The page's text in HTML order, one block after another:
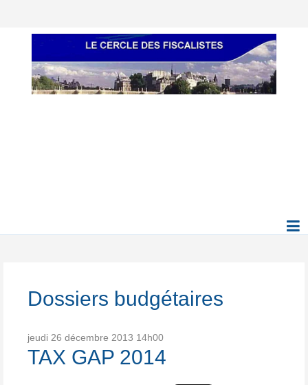
Dossiers budgétaires
jeudi 26 décembre 2013 14h00
TAX GAP 2014